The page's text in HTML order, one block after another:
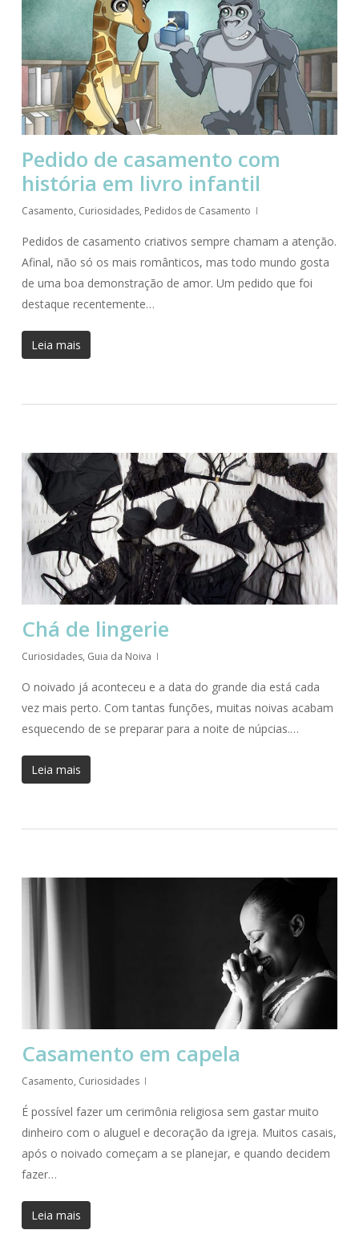
Pedido de casamento com
história em livro infantil
Casamento, Curiosidades, Pedidos de Casamento
Pedidos de casamento criativos sempre chamam a atenção.
Afinal, não só os mais românticos, mas todo mundo gosta
de uma boa demonstração de amor. Um pedido que foi
destaque recentemente…
Leia mais
Chá de lingerie
Curiosidades, Guia da Noiva
O noivado já aconteceu e a data do grande dia está cada
vez mais perto. Com tantas funções, muitas noivas acabam
esquecendo de se preparar para a noite de núpcias.…
Leia mais
Casamento em capela
Casamento, Curiosidades
É possível fazer um cerimônia religiosa sem gastar muito
dinheiro com o aluguel e decoração da igreja. Muitos casais,
após o noivado começam a se planejar, e quando decidem
fazer…
Leia mais